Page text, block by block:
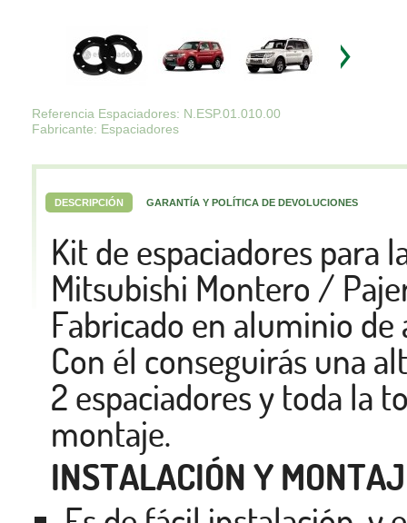
Referencia Espaciadores: N.ESP.01.010.00
Fabricante: Espaciadores
DESCRIPCIÓN GARANTÍA Y POLÍTICA DE DEVOLUCIONES
Kit de espaciadores para
Mitsubishi Montero /
Fabricado en aluminio
Con él conseguirás una
2 espaciadores y toda la
montaje.
INSTALACIÓN Y